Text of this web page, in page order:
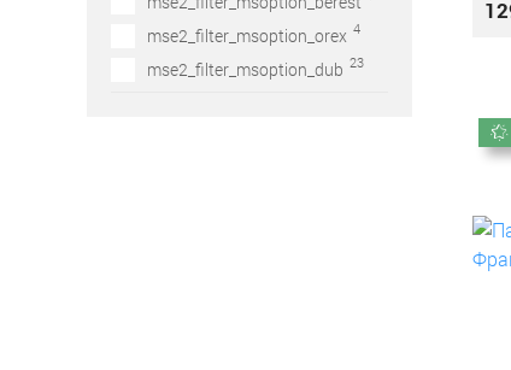
mse2_filter_msoption_orex 4
mse2_filter_msoption_dub 23